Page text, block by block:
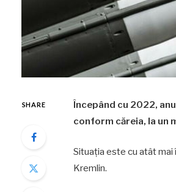
SHARE
Începând cu 2022,
conform căreia, la un
Situația este cu atât mai
Kremlin.